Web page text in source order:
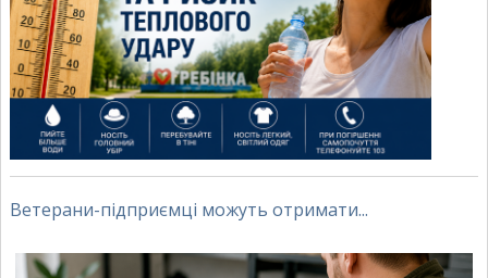
Ветерани-підприємці можуть отримати...